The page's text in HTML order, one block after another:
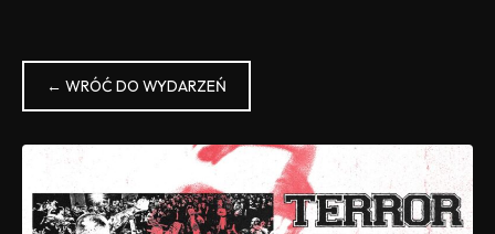
← WRÓĆ DO WYDARZEŃ